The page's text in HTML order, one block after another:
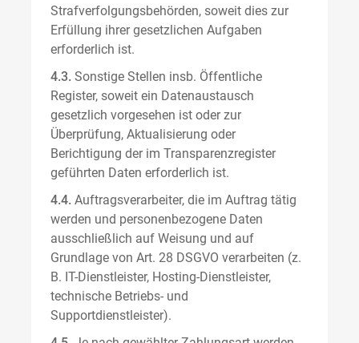
Strafverfolgungsbehörden, soweit dies zur
Erfüllung ihrer gesetzlichen Aufgaben
erforderlich ist.
4.3. Sonstige Stellen insb. Öffentliche
Register, soweit ein Datenaustausch
gesetzlich vorgesehen ist oder zur
Überprüfung, Aktualisierung oder
Berichtigung der im Transparenzregister
geführten Daten erforderlich ist.
4.4. Auftragsverarbeiter, die im Auftrag tätig
werden und personenbezogene Daten
ausschließlich auf Weisung und auf
Grundlage von Art. 28 DSGVO verarbeiten (z.
B. IT-Dienstleister, Hosting-Dienstleister,
technische Betriebs- und
Supportdienstleister).